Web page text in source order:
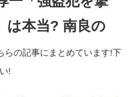
は本当? 南良の
らの記事にまとめています!下
!